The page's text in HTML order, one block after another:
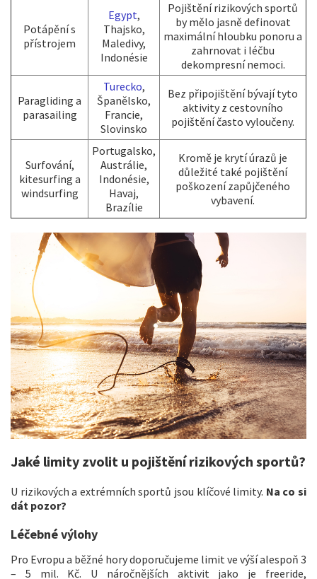
Potápění s
přístrojem
Egypt,
Thajsko,
Maledivy,
Indonésie
Pojištění rizikových sportů
by mělo jasně definovat
maximální hloubku ponoru a
zahrnovat i léčbu
dekompresní nemoci.
Paragliding a
parasailing
Turecko,
Španělsko,
Francie,
Slovinsko
Bez připojištění bývají tyto
aktivity z cestovního
pojištění často vyloučeny.
Surfování,
kitesurfing a
windsurfing
Portugalsko,
Austrálie,
Indonésie,
Havaj,
Brazílie
Kromě je krytí úrazů je
důležité také pojištění
poškození zapůjčeného
vybavení.
Jaké limity zvolit u pojištění rizikových sportů?
U rizikových a extrémních sportů jsou klíčové limity. Na co si
dát pozor?
Léčebné výlohy
Pro Evropu a běžné hory doporučujeme limit ve výší alespoň 3
– 5 mil. Kč. U náročnějších aktivit jako je freeride,